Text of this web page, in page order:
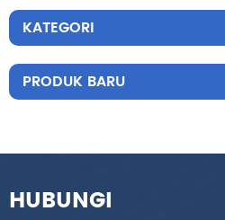
Aliran adalah 1-7L/Min boleh
boleh menyerap oksigen. Kepekatan
apabila aliran adalah 1L. Fungsi
mudah dihantar
KATEGORI
PRODUK BARU
HUBUNGI